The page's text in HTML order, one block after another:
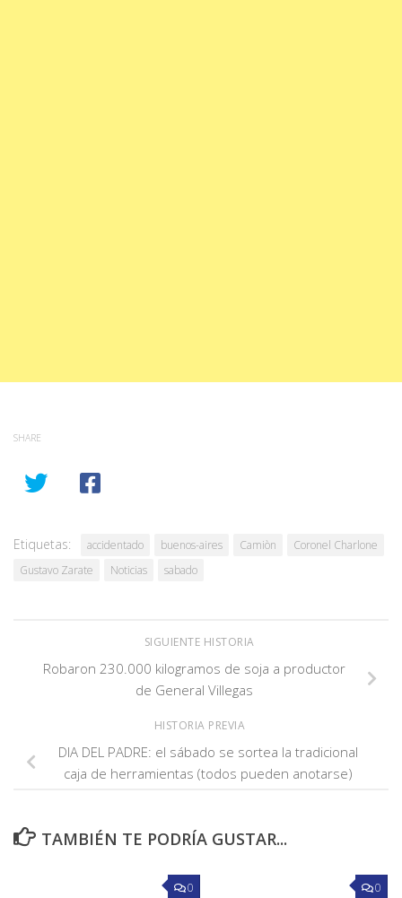
SHARE
Etiquetas: accidentado buenos-aires Camiòn
Coronel Charlone
Gustavo Zarate
Noticias sabado
SIGUIENTE HISTORIA
Robaron 230.000 kilogramos de soja a productor
de General Villegas
HISTORIA PREVIA
DIA DEL PADRE: el sábado se sortea la tradicional
caja de herramientas (todos pueden anotarse)
TAMBIÉN TE PODRÍA GUSTAR...
0 0